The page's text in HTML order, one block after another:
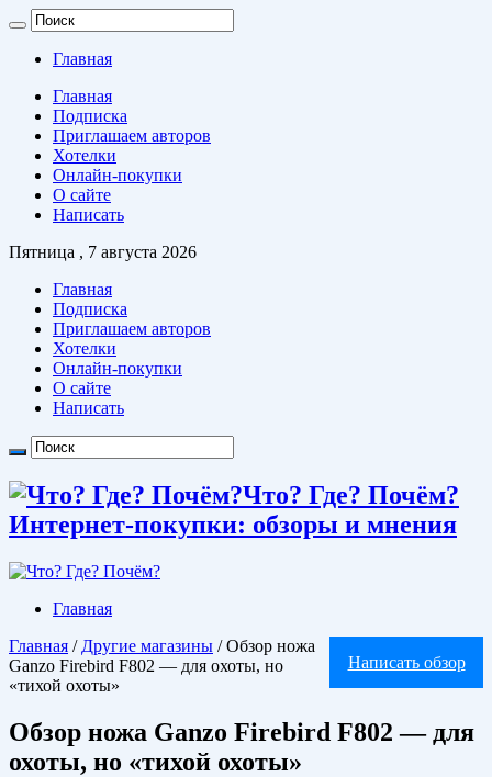
Главная
Главная
Подписка
Приглашаем авторов
Хотелки
Онлайн-покупки
О сайте
Написать
Пятница , 7 августа 2026
Главная
Подписка
Приглашаем авторов
Хотелки
Онлайн-покупки
О сайте
Написать
Что? Где? Почём?
Интернет-покупки: обзоры и мнения
Главная
Написать обзор
Главная / Другие магазины / Обзор ножа
Ganzo Firebird F802 — для охоты, но
«тихой охоты»
Обзор ножа Ganzo Firebird F802 — для
охоты, но «тихой охоты»